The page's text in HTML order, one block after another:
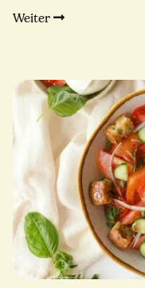
Weiter